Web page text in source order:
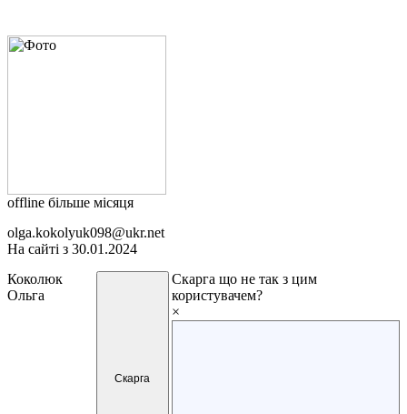
offline більше місяця
olga.kokolyuk098@ukr.net
На сайті з 30.01.2024
Коколюк
Ольга
Скарга
Скарга що не так з цим
користувачем?
×